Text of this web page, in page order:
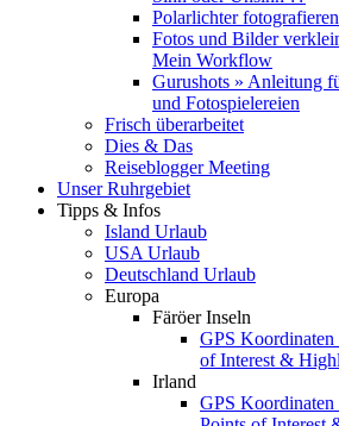
Polarlichter
Fotos und Bilder
Mein Workflow
Gurushots » Anleitung
und Fotospielereien
Frisch überarbeitet
Dies & Das
Reiseblogger Meeting
Unser Ruhrgebiet
Tipps & Infos
Island Urlaub
USA Urlaub
Deutschland Urlaub
Europa
Färöer Inseln
GPS
of Interest &
Irland
GPS